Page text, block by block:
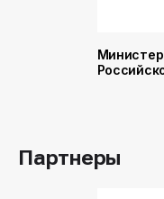
Партнеры